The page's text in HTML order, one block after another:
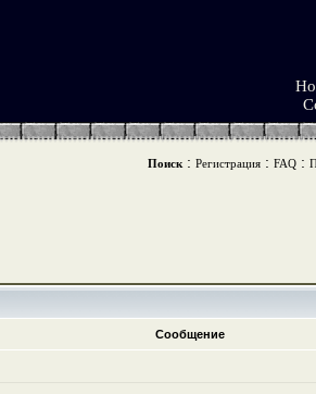
Поиск: Регистрация: FAQ:
Сообщение